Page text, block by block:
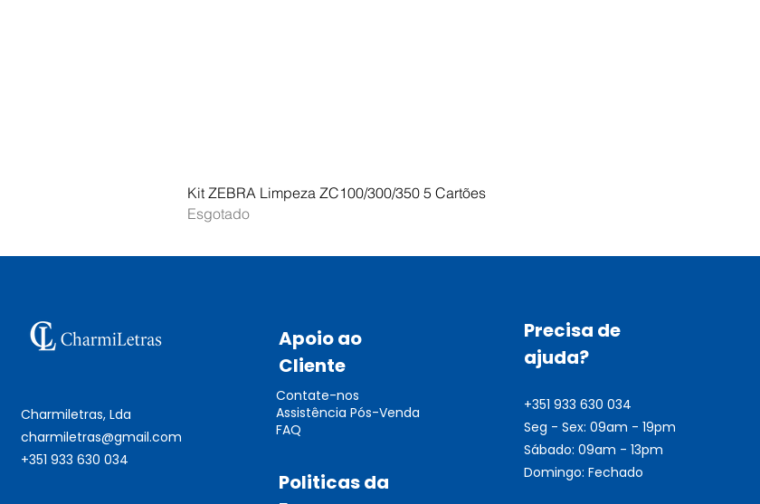
Kit ZEBRA Limpeza ZC100/300/350 5 Cartões
Esgotado
Charmiletras, Lda
charmiletras@gmail.com
+351 933 630 034
Apoio ao
Cliente
Contate-nos
Assistência Pós-Venda
FAQ
Politicas da
Precisa de
ajuda?
+351 933 630 034
Seg - Sex: 09am - 19pm
Sábado: 09am - 13pm
Domingo: Fechado